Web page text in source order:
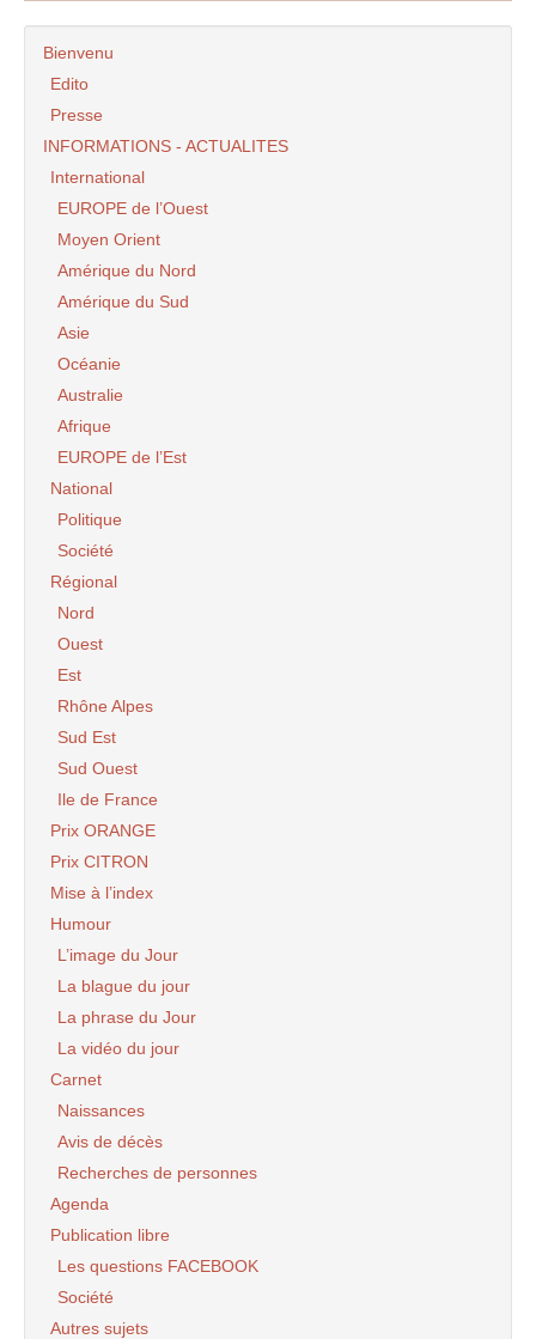
Bienvenu
Edito
Presse
INFORMATIONS - ACTUALITES
International
EUROPE de l’Ouest
Moyen Orient
Amérique du Nord
Amérique du Sud
Asie
Océanie
Australie
Afrique
EUROPE de l’Est
National
Politique
Société
Régional
Nord
Ouest
Est
Rhône Alpes
Sud Est
Sud Ouest
Ile de France
Prix ORANGE
Prix CITRON
Mise à l’index
Humour
L’image du Jour
La blague du jour
La phrase du Jour
La vidéo du jour
Carnet
Naissances
Avis de décès
Recherches de personnes
Agenda
Publication libre
Les questions FACEBOOK
Société
Autres sujets